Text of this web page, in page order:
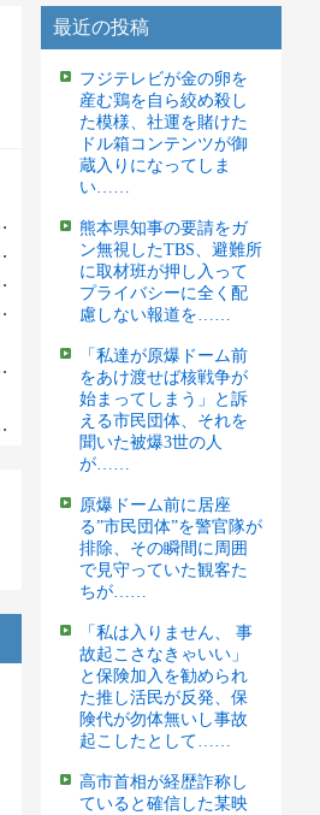
最近の投稿
フジテレビが金の卵を
産む鶏を自ら絞め殺し
た模様、社運を賭けた
ドル箱コンテンツが御
蔵入りになってしま
い……
熊本県知事の要請をガ
ン無視したTBS、避難所
に取材班が押し入って
プライバシーに全く配
慮しない報道を……
「私達が原爆ドーム前
をあけ渡せば核戦争が
始まってしまう」と訴
える市民団体、それを
聞いた被爆3世の人
が……
原爆ドーム前に居座
る”市民団体”を警官隊が
排除、その瞬間に周囲
で見守っていた観客た
ちが……
「私は入りません、 事
故起こさなきゃいい」
と保険加入を勧められ
た推し活民が反発、保
険代が勿体無いし事故
起こしたとして……
高市首相が経歴詐称し
ていると確信した某映